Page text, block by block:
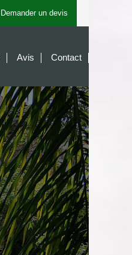
Demander un devis
Avis Contact